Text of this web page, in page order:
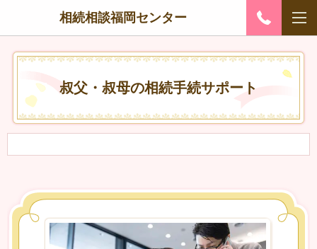
相続相談福岡センター
叔父・叔母の相続手続サポート